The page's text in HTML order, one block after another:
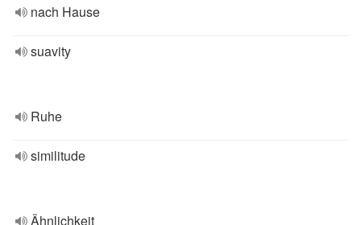
nach Hause
suavity
Ruhe
similitude
Ähnlichkeit